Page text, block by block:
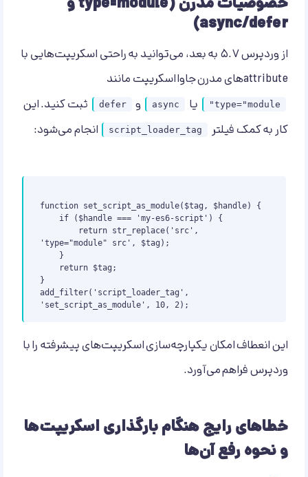
خصوصیات مدرن (type=module و
async/defer)
از وردپرس ۵.۷ به بعد، می‌توانید به راحتی اسکریپت‌هایی با
attributeهای مدرن جاوااسکریپت مانند
type="module" یا async و defer
ثبت کنید. این
کار به کمک فیلتر
script_loader_tag انجام می‌شود:
function set_script_as_module($tag, $handle) {
'type="module" src', $tag);
}
add_filter('script_loader_tag',
این انعطاف امکان یکپارچه‌سازی اسکریپت‌های پیشرفته را با
وردپرس فراهم می‌آورد.
خطاهای رایج هنگام بارگذاری اسکریپت‌ها
و نحوه رفع آن‌ها